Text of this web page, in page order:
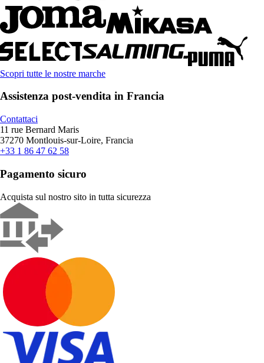
Scopri tutte le nostre marche
Assistenza post-vendita in Francia
Contattaci
11 rue Bernard Maris
37270 Montlouis-sur-Loire, Francia
+33 1 86 47 62 58
Pagamento sicuro
Acquista sul nostro sito in tutta sicurezza